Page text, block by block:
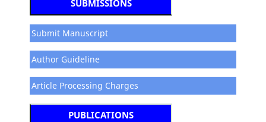
SUBMISSIONS
Submit Manuscript
Author Guideline
Article Processing Charges
PUBLICATIONS